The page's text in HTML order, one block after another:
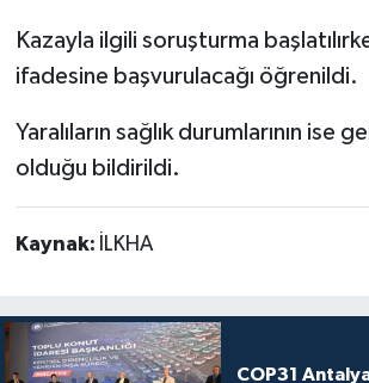
Kazayla ilgili soruşturma
ifadesine başvurulacağı öğrenildi.
Yaralıların sağlık durumlarının ise
olduğu bildirildi.
Kaynak: İLKHA
COP31